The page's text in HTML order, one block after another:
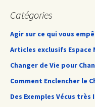
Catégories
Agir sur ce qui vous
Articles exclusifs Espace
Changer de Vie pour
Comment Enclencher le
Des Exemples Vécus